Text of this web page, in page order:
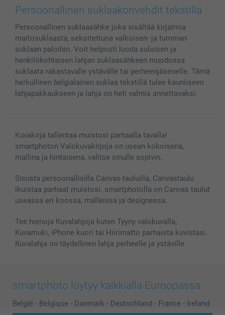
Valokuvat, Julisteet & Taskukirjat
MyNameBook
Kuvakalenterit & Päivyrit
Valokuvakehykset & Lisätarvikkeet
Lahjakortti
Kaikki kuvatuotteet
Evästekäytäntö
Ehdot/takuut
Investor Relations
100% tyytyväisyystakuu
Hinnat & maksutavat
Tilausten tila
Persoonallinen suklaakonvehdit tekstillä
Persoonallinen suklaasähke joka sisältää kirjaimia
maitosuklaasta, sekoitettuna valkoisen- ja tumman
suklaan paloihin. Voit helposti luoda suloisen ja
henkilökohtaisen lahjan suklaasähkeen muodossa
suklaata rakastavalle ystävälle tai perheenjäsenelle. Tämä
herkullinen belgialainen suklaa tekstillä tulee kauniiseen
lahjapakkaukseen ja lahja on heti valmis annettavaksi.
Kuvakirja tallentaa muistosi parhaalla tavalla!
smartphoton Valokuvakirjoja on usean kokoisena,
mallina ja hintaisena, valitse sinulle sopivin.
Sisusta persoonallisilla Canvas-tauluilla, Canvastaulu
ikuistaa parhaat muistosi. smartphotolla on Canvas taulut
useassa eri koossa, malleissa ja designessa.
Tee hienoja Kuvalahjoja kuten Tyyny valokuvalla,
Kuvamuki, iPhone kuori tai Hiirimatto parhaista kuvistasi.
Kuvalahja on täydellinen lahja perheelle ja ystäville.
smartphoto löytyy kaikkialla Euroopassa
België - Belgique - Danmark - Deutschland - France - Ireland